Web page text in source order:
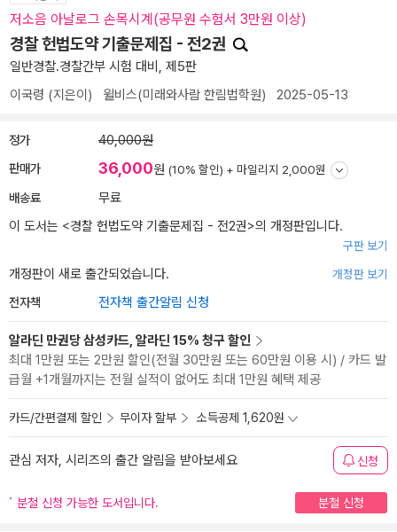
저소음 아날로그 손목시계(공무원 수험서 3만원 이상)
경찰 헌법도약 기출문제집 - 전2권
일반경찰.경찰간부 시험 대비, 제5판
이국령 (지은이) 윌비스(미래와사람 한림법학원) 2025-05-13
정가 40,000원
판매가 36,000원 (10% 할인) + 마일리지 2,000원
배송료
무료
이 도서는 <경찰 헌법도약 기출문제집 - 전2권>의 개정판입니다.
구판 보기
개정판이 새로 출간되었습니다. 개정판 보기
전자책 전자책 출간알림 신청
알라딘 만권당 삼성카드, 알라딘 15% 청구 할인
최대 1만원 또는 2만원 할인(전월 30만원 또는 60만원 이용 시) / 카드 발
급월 +1개월까지는 전월 실적이 없어도 최대 1만원 혜택 제공
카드/간편결제 할인 무이자 할부 소득공제 1,620원
관심 저자, 시리즈의 출간 알림을 받아보세요 신청
분철 신청 가능한 도서입니다. 분철 신청